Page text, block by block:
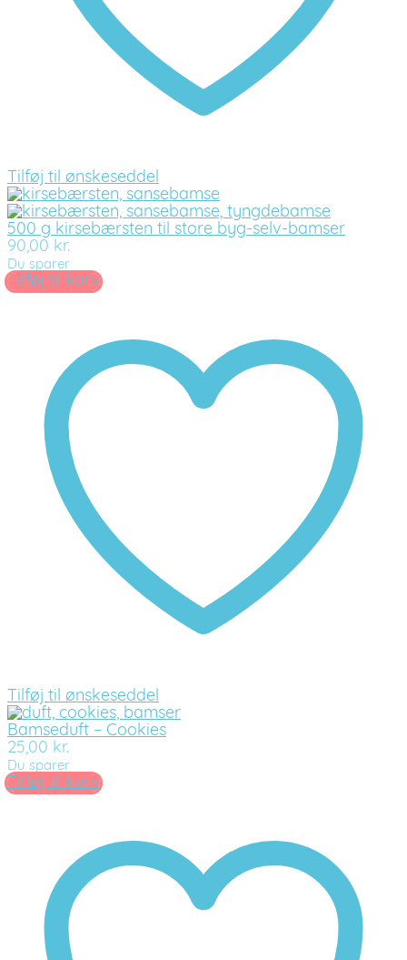
Tilføj til ønskeseddel
500 g kirsebærsten til store byg-selv-bamser
90,00 kr.
Du sparer
Tilføj til kurv
Tilføj til ønskeseddel
Bamseduft – Cookies
25,00 kr.
Du sparer
Tilføj til kurv